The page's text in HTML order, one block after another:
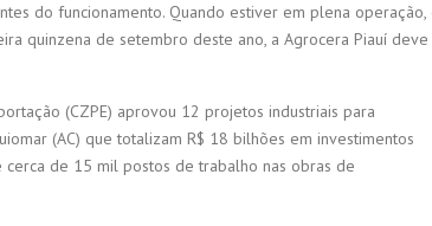
do funcionamento. Quando estiver em plena operação,
quinzena de setembro deste ano, a Agrocera Piauí deve
(CZPE) aprovou 12 projetos industriais para
(AC) que totalizam R$ 18 bilhões em investimentos
de 15 mil postos de trabalho nas obras de